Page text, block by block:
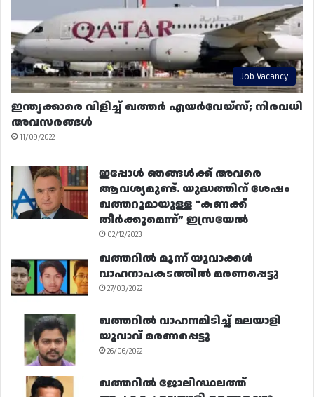
Job Vacancy
ഇന്ത്യക്കാരെ വിളിച്ച് ഖത്തർ എയർവേയ്‌സ്; നിരവധി
അവസരങ്ങൾ
11/09/2022
ഇപ്പോൾ ഞങ്ങൾക്ക് അവരെ
ആവശ്യമുണ്ട്. യുദ്ധത്തിന് ശേഷം
ഖത്തറുമായുള്ള “കണക്ക്
തീർക്കുമെന്ന്” ഇസ്രയേൽ
02/12/2023
ഖത്തറിൽ മൂന്ന് യുവാക്കൾ
വാഹനാപകടത്തിൽ മരണപ്പെട്ടു
27/03/2022
ഖത്തറിൽ വാഹനമിടിച്ച് മലയാളി
യുവാവ് മരണപ്പെട്ടു
26/06/2022
ഖത്തറിൽ ജോലിസ്ഥലത്ത്